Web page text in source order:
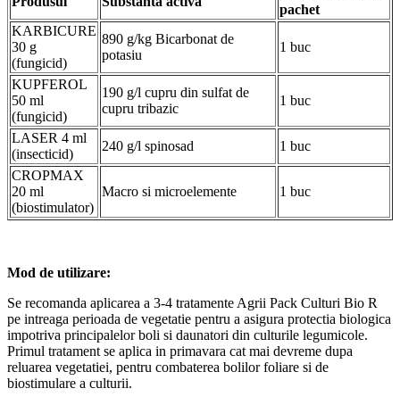
pachet
KARBICURE
30 g
(fungicid)
890 g/kg Bicarbonat de
potasiu
1 buc
KUPFEROL
50 ml
(fungicid)
190 g/l cupru din sulfat de
cupru tribazic
1 buc
LASER 4 ml
(insecticid)
240 g/l spinosad
1 buc
CROPMAX
20 ml
(biostimulator)
Macro si microelemente 1 buc
Mod de utilizare:
Se recomanda aplicarea a 3-4 tratamente Agrii Pack Culturi Bio R
pe intreaga perioada de vegetatie pentru a asigura protectia biologica
impotriva principalelor boli si daunatori din culturile legumicole.
Primul tratament se aplica in primavara cat mai devreme dupa
reluarea vegetatiei, pentru combaterea bolilor foliare si de
biostimulare a culturii.